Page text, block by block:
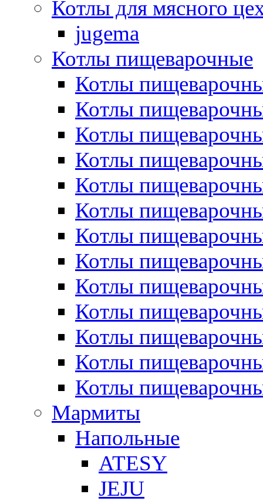
Котлы для мясного
jugema
Котлы пищеварочные
Котлы
Котлы
Котлы
Котлы
Котлы
Котлы
Котлы
Котлы
Котлы
Котлы
Котлы
Котлы
Котлы
Мармиты
Напольные
ATESY
JEJU